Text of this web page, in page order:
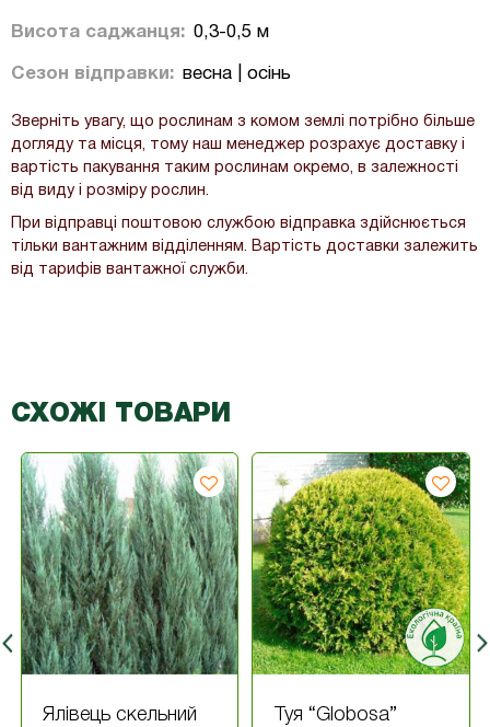
Зверніть увагу, що рослинам з комом землі потрібно більше
догляду та місця, тому наш менеджер розрахує доставку і
вартість пакування таким рослинам окремо, в залежності
від виду і розміру рослин.
При відправці поштовою службою відправка здійснюється
тільки вантажним відділенням. Вартість доставки залежить
від тарифів вантажної служби.
Висота саджанця: 0,3-0,5 м
Сезон відправки: весна | осінь
СХОЖІ ТОВАРИ
Ялівець скельний
Туя “Globosa”